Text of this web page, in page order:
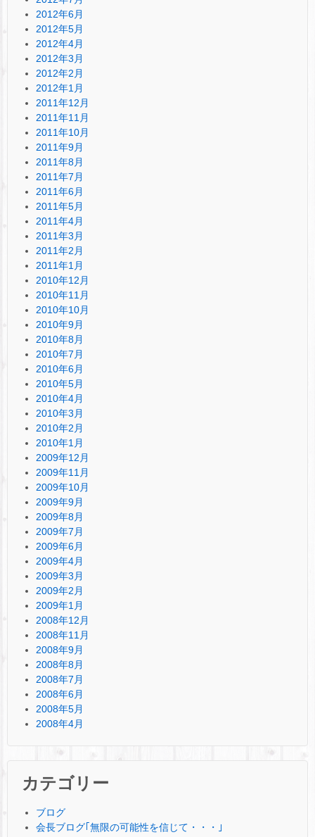
2012年6月
2012年5月
2012年4月
2012年3月
2012年2月
2012年1月
2011年12月
2011年11月
2011年10月
2011年9月
2011年8月
2011年7月
2011年6月
2011年5月
2011年4月
2011年3月
2011年2月
2011年1月
2010年12月
2010年11月
2010年10月
2010年9月
2010年8月
2010年7月
2010年6月
2010年5月
2010年4月
2010年3月
2010年2月
2010年1月
2009年12月
2009年11月
2009年10月
2009年9月
2009年8月
2009年7月
2009年6月
2009年4月
2009年3月
2009年2月
2009年1月
2008年12月
2008年11月
2008年9月
2008年8月
2008年7月
2008年6月
2008年5月
2008年4月
カテゴリー
ブログ
会長ブログ｢無限の可能性を信じて・・・｣